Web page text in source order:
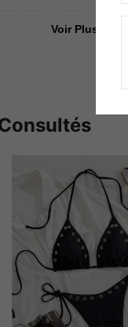
Voir Plus D'avis